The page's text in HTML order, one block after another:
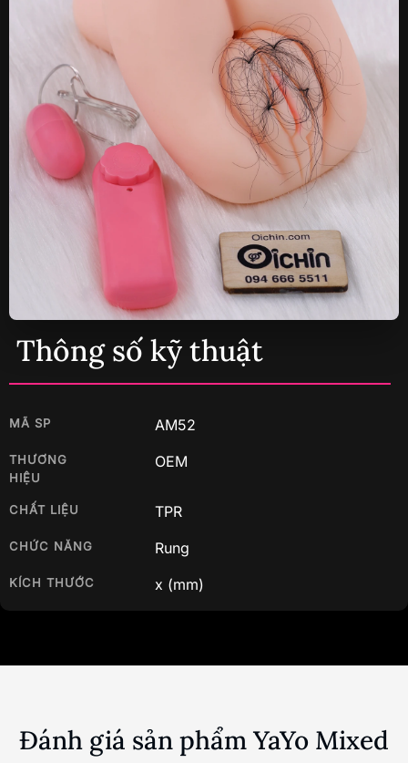
Thông số kỹ thuật
MÃ SP AM52
THƯƠNG
HIỆU
OEM
CHẤT LIỆU TPR
CHỨC NĂNG Rung
KÍCH THƯỚC x (mm)
Đánh giá sản phẩm YaYo Mixed